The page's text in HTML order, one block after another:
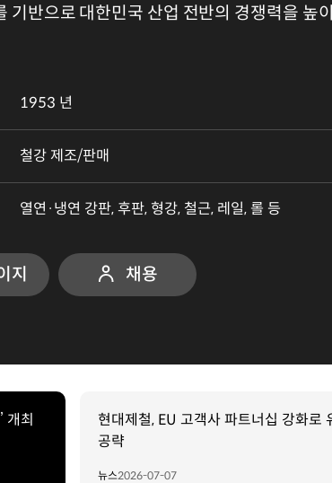
기반으로 대한민국 산업 전반의 경쟁력을 높
1953 년
철강 제조/판매
열연·냉연 강판, 후판, 형강, 철근, 레일, 롤 등
지 채용
개최
현대제철, EU 고객사 파트너십 강화로
공략
뉴스2026-07-07